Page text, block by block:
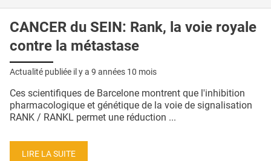
CANCER du SEIN: Rank, la voie royale
contre la métastase
Actualité publiée il y a 9 années 10 mois
Ces scientifiques de Barcelone montrent que l'inhibition
pharmacologique et génétique de la voie de signalisation
RANK / RANKL permet une réduction ...
LIRE LA SUITE